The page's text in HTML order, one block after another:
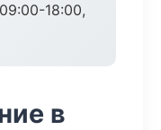
18:00,
в